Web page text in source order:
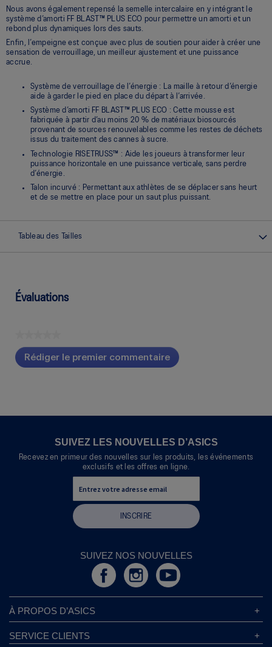
Nous avons également repensé la semelle intercalaire en y intégrant le
système d’amorti FF BLAST™ PLUS ECO pour permettre un amorti et un
rebond plus dynamiques lors des sauts.
Enfin, l’empeigne est conçue avec plus de soutien pour aider à créer une
sensation de verrouillage, un meilleur ajustement et une puissance
accrue.
Système de verrouillage de l’énergie : La maille à retour d’énergie
aide à garder le pied en place du départ à l’arrivée.
Système d’amorti FF BLAST™ PLUS ECO : Cette mousse est
fabriquée à partir d’au moins 20 % de matériaux biosourcés
provenant de sources renouvelables comme les restes de déchets
issus du traitement des cannes à sucre.
Technologie RISETRUSS™ : Aide les joueurs à transformer leur
puissance horizontale en une puissance verticale, sans perdre
d’énergie.
Talon incurvé : Permettant aux athlètes de se déplacer sans heurt
et de se mettre en place pour un saut plus puissant.
Tableau des Tailles
Évaluations
Aucune
cote
pour
Rédiger le premier commentaire
.
l'ouverture
dialogue.
SUIVEZ LES NOUVELLES D’ASICS
Recevez en primeur des nouvelles sur les produits, les événements
exclusifs et les offres en ligne.
INSCRIRE
SUIVEZ NOS NOUVELLES
À PROPOS D’ASICS
Responsabilités d’entreprise
SERVICE CLIENTS